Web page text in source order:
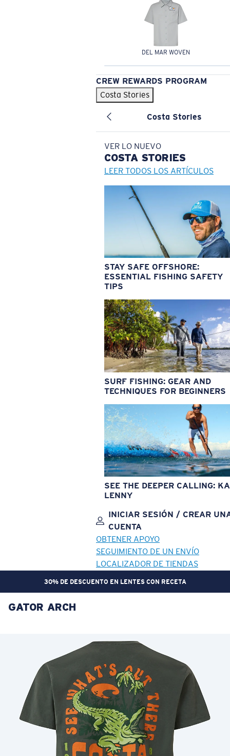
DEL MAR WOVEN
CREW REWARDS PROGRAM
Costa Stories
Costa Stories
VER LO NUEVO
COSTA STORIES
LEER TODOS LOS ARTÍCULOS
STAY SAFE OFFSHORE:
ESSENTIAL FISHING SAFETY
TIPS
SURF FISHING: GEAR AND
TECHNIQUES FOR BEGINNERS
SEE THE DEEPER CALLING:
LENNY
INICIAR SESIÓN / CREAR
CUENTA
OBTENER APOYO
SEGUIMIENTO DE UN ENVÍO
LOCALIZADOR DE TIENDAS
30% DE DESCUENTO EN LENTES CON RECETA
OBJETIVO ACTUALIZADO
Precio:
Cantidad:
Precio: Sin cargo
Cantidad:
GATOR ARCH